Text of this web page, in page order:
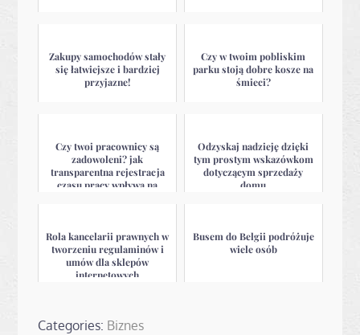
Zakupy samochodów stały
się łatwiejsze i bardziej
przyjazne!
Czy w twoim pobliskim
parku stoją dobre kosze na
śmieci?
Czy twoi pracownicy są
zadowoleni? jak
transparentna rejestracja
czasu pracy wpływa na
Odzyskaj nadzieję dzięki
tym prostym wskazówkom
dotyczącym sprzedaży
domu
Rola kancelarii prawnych w
tworzeniu regulaminów i
umów dla sklepów
internetowych
Busem do Belgii podróżuje
wiele osób
Categories: Biznes